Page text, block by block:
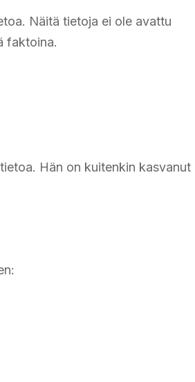
Näitä tietoja ei ole avattu
faktoina.
Hän on kuitenkin kasvanut